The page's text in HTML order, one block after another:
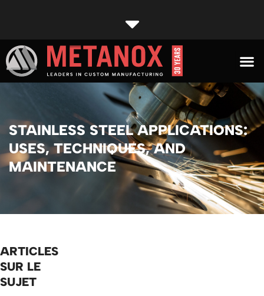
STAINLESS STEEL APPLICATIONS:
USES, TECHNIQUES, AND
MAINTENANCE
ARTICLES
SUR LE
SUJET